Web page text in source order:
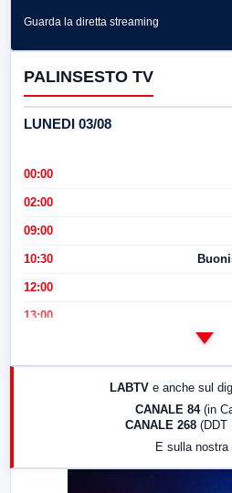
Guarda la diretta streaming
PALINSESTO TV
LUNEDI 03/08
00:00
02:00
09:00
10:30
12:00
13:00
LABTV e anche sul
CANALE 84 (in
CANALE 268 (DDT
E sulla nostra